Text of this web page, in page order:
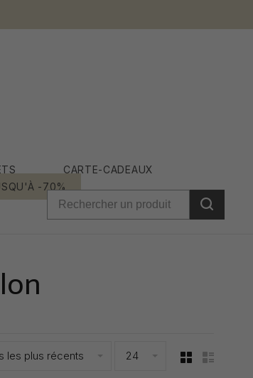
CARTE-CADEAUX
-70%
les plus récents 24